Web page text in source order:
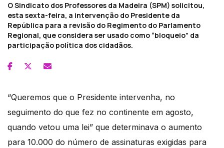
O Sindicato dos Professores da Madeira (SPM) solicitou,
esta sexta-feira, a intervenção do Presidente da
República para a revisão do Regimento do Parlamento
Regional, que considera ser usado como “bloqueio” da
participação política dos cidadãos.
“Queremos que o Presidente intervenha, no
seguimento do que fez no continente em agosto,
quando vetou uma lei” que determinava o aumento
para 10.000 do número de assinaturas exigidas para